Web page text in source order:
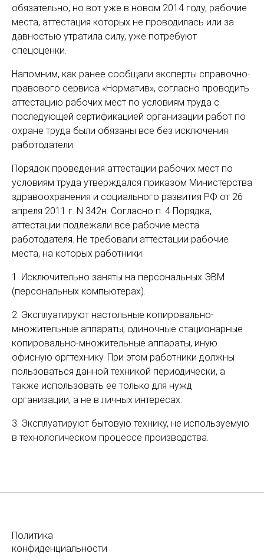
обязательно, но вот уже в новом 2014 году, рабочие
места, аттестация которых не проводилась или за
давностью утратила силу, уже потребуют
спецоценки.
Напомним, как ранее сообщали эксперты справочно-
правового сервиса «Норматив», согласно проводить
аттестацию рабочих мест по условиям труда с
последующей сертификацией организации работ по
охране труда были обязаны все без исключения
работодатели.
Порядок проведения аттестации рабочих мест по
условиям труда утверждался приказом Министерства
здравоохранения и социального развития РФ от 26
апреля 2011 г. N 342н. Согласно п. 4 Порядка,
аттестации подлежали все рабочие места
работодателя. Не требовали аттестации рабочие
места, на которых работники:
1. Исключительно заняты на персональных ЭВМ
(персональных компьютерах).
2. Эксплуатируют настольные копировально-
множительные аппараты, одиночные стационарные
копировально-множительные аппараты, иную
офисную оргтехнику. При этом работники должны
пользоваться данной техникой периодически, а
также использовать ее только для нужд
организации, а не в личных интересах.
3. Эксплуатируют бытовую технику, не используемую
в технологическом процессе производства.
Политика
конфиденциальности